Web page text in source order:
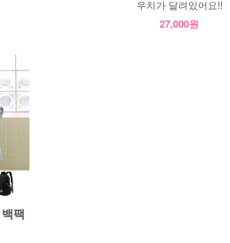
우치가 달려있어요!!
27,000원
팩